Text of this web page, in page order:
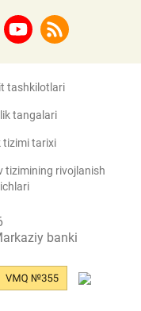
tashkilotlari
tangalari
tizimi tarixi
tizimining rivojlanish
banki